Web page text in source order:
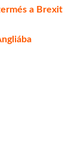
a Brexit